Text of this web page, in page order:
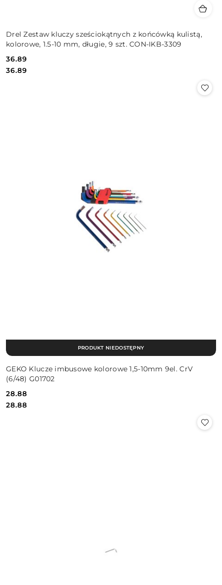
Drel Zestaw kluczy sześciokątnych z końcówką kulistą,
kolorowe, 1.5-10 mm, długie, 9 szt. CON-IKB-3309
Cena:
36.89
Cena:
36.89
GEKO Klucze imbusowe kolorowe 1,5-10mm 9el. CrV
(6/48) G01702
Cena:
28.88
Cena:
28.88
PRODUKT NIEDOSTĘPNY